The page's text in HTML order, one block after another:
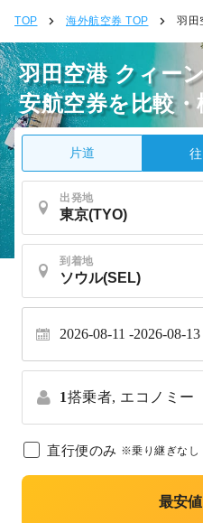
TOP 海外航空券 TOP 羽田
羽田空港 クィー
安航空券を比較・
片道
出発地
到着地
2026-08-11 2026-08-13
1搭乗者, エコノミー
直行便のみ ※乗り継ぎなし
最安